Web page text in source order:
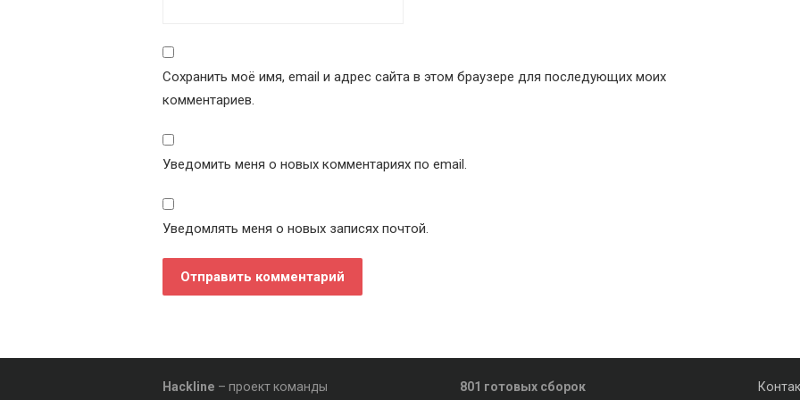
Сохранить моё имя, email и адрес сайта в этом браузере для последующих моих
комментариев.
Уведомить меня о новых комментариях по email.
Уведомлять меня о новых записях почтой.
Hackline – проект команды 801 готовых сборок